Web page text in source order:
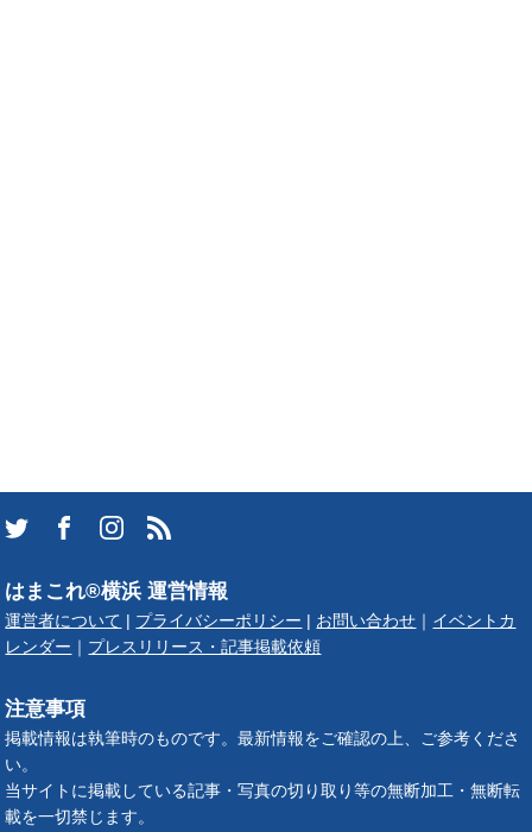
はまこれ®横浜 運営情報
運営者について プライバシーポリシー お問い合わせ
イベントカ
レンダー
プレスリリース・記事掲載依頼
注意事項
掲載情報は執筆時のものです。最新情報をご確認の上、ご参考くださ
い。
当サイトに掲載している記事・写真の切り取り等の無断加工・無断転
載を一切禁じます。